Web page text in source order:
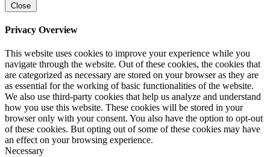
Close
Privacy Overview
This website uses cookies to improve your experience while you
navigate through the website. Out of these cookies, the cookies that
are categorized as necessary are stored on your browser as they are
as essential for the working of basic functionalities of the website.
We also use third-party cookies that help us analyze and understand
how you use this website. These cookies will be stored in your
browser only with your consent. You also have the option to opt-out
of these cookies. But opting out of some of these cookies may have
an effect on your browsing experience.
Necessary